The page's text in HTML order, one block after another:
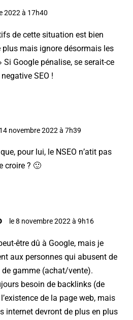
2022 à 17h40
de cette situation est bien
plus mais ignore désormais les
Si Google pénalise, se serait-ce
SEO !
novembre 2022 à 7h39
pour lui, le NSEO n’atit pas
croire ? 🙂
le 8 novembre 2022 à 9h16
être dû à Google, mais je
aux personnes qui abusent de
de gamme (achat/vente).
besoin de backlinks (de
de la page web, mais
internet devront de plus en plus